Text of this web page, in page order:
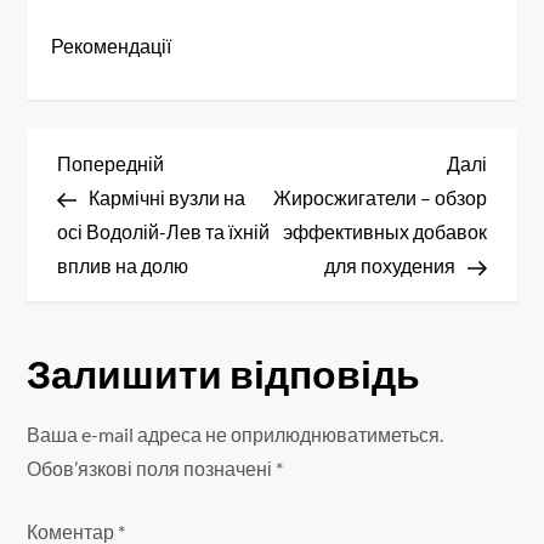
Рекомендації
Н
а
в
г
а
ц
Попередній
запис
Попередній
Кармічні вузли на
осі Водолій-Лев та їхній
вплив на долю
запис
Далі
Жиросжигатели – обзор
эффективных добавок
для похудения
Залишити відповідь
Ваша e-mail адреса не оприлюднюватиметься.
Обов’язкові поля позначені *
Коментар *